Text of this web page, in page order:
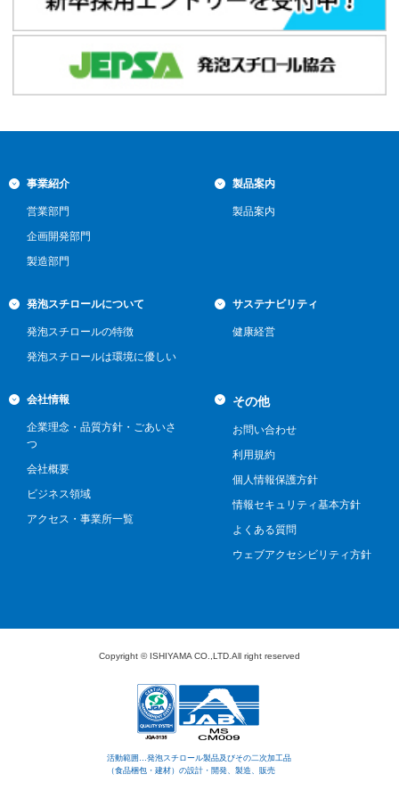
事業紹介
営業部門
企画開発部門
製造部門
製品案内
製品案内
発泡スチロールについて
発泡スチロールの特徴
発泡スチロールは環境に優しい
サステナビリティ
健康経営
会社情報
企業理念・品質方針・ごあいさ
つ
会社概要
ビジネス領域
アクセス・事業所一覧
その他
お問い合わせ
利用規約
個人情報保護方針
情報セキュリティ基本方針
よくある質問
ウェブアクセシビリティ方針
Copyright © ISHIYAMA CO.,LTD.All right reserved
活動範囲…発泡スチロール製品及びその二次加工品
（食品梱包・建材）の設計・開発、製造、販売